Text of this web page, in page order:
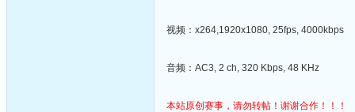
视频：x264,1920x1080, 25fps, 4000kbps
音频：AC3, 2 ch, 320 Kbps, 48 KHz
本站原创赛事，请勿转帖！谢谢合作！！！